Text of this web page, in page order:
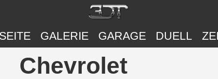
GALERIE GARAGE DUELL
Chevrolet